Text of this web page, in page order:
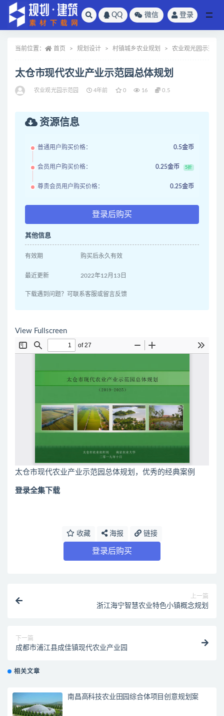
QQ 微信 登录
当前位置： 首页 规划设计 村镇城乡农业规划 农业观光园示范园
太仓市现代农业产业示范园总体规划
农业观光园示范园 4年前 0 16 0.5
资源信息
普通用户购买价格： 0.5金币
会员用户购买价格： 0.25金币 5折
尊贵会员用户购买价格： 0.25金币
登录后购买
其他信息
有效期 购买后永久有效
最近更新 2022年12月13日
下载遇到问题？可联系客服或留言反馈
View Fullscreen
太仓市现代农业产业示范园总体规划，优秀的经典案例
登录全集下载
收藏 海报 链接
登录后购买
上一篇
浙江海宁智慧农业特色小镇概念规划
下一篇
成都市浦江县成佳镇现代农业产业园
相关文章
南昌高科技农业田园综合体项目创意规划案
全部